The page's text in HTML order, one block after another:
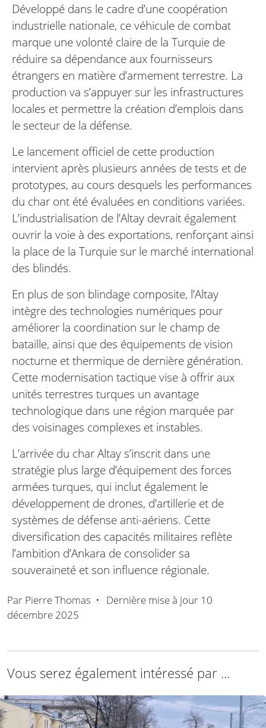
Développé dans le cadre d’une coopération
industrielle nationale, ce véhicule de combat
marque une volonté claire de la Turquie de
réduire sa dépendance aux fournisseurs
étrangers en matière d’armement terrestre. La
production va s’appuyer sur les infrastructures
locales et permettre la création d’emplois dans
le secteur de la défense.
Le lancement officiel de cette production
intervient après plusieurs années de tests et de
prototypes, au cours desquels les performances
du char ont été évaluées en conditions variées.
L’industrialisation de l’Altay devrait également
ouvrir la voie à des exportations, renforçant ainsi
la place de la Turquie sur le marché international
des blindés.
En plus de son blindage composite, l’Altay
intègre des technologies numériques pour
améliorer la coordination sur le champ de
bataille, ainsi que des équipements de vision
nocturne et thermique de dernière génération.
Cette modernisation tactique vise à offrir aux
unités terrestres turques un avantage
technologique dans une région marquée par
des voisinages complexes et instables.
L’arrivée du char Altay s’inscrit dans une
stratégie plus large d’équipement des forces
armées turques, qui inclut également le
développement de drones, d’artillerie et de
systèmes de défense anti-aériens. Cette
diversification des capacités militaires reflète
l’ambition d’Ankara de consolider sa
souveraineté et son influence régionale.
Par Pierre Thomas • Dernière mise à jour 10
décembre 2025
Vous serez également intéressé par ...